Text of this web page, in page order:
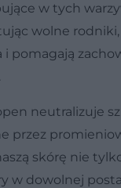
w tych
wolne
i pomagają
neutralizuje
przez
skórę nie
w dowolnej